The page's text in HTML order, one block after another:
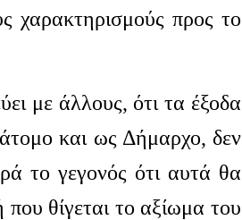
χαρακτηρισμούς προς το
με άλλους, ότι τα έξοδα
και ως Δήμαρχο, δεν
το γεγονός ότι αυτά θα
θίγεται το αξίωμα του